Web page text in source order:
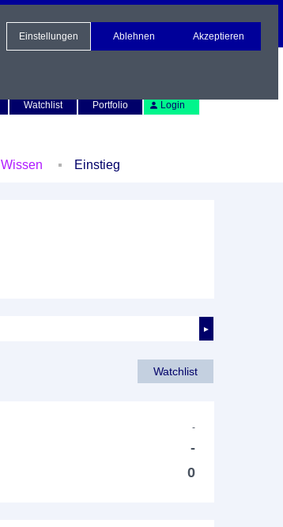
Watchlist Portfolio Login
Wissen Einstieg
►
Watchlist
-
-
0
Einstellungen Ablehnen Akzeptieren